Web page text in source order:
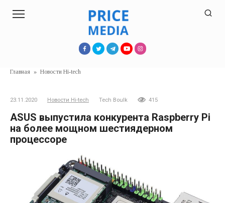
Главная » Новости Hi-tech
23.11.2020 Новости Hi-tech Tech Boulk 415
ASUS выпустила конкурента Raspberry Pi
на более мощном шестиядерном
процессоре